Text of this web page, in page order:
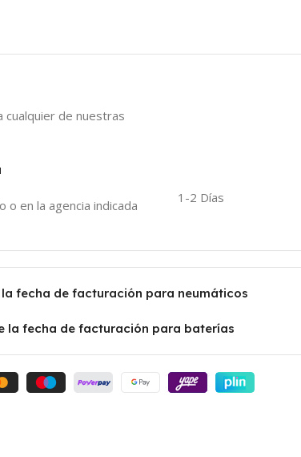
cualquier de nuestras
o en la agencia indicada
1-2 Días
fecha de facturación para neumáticos
la fecha de facturación para baterías